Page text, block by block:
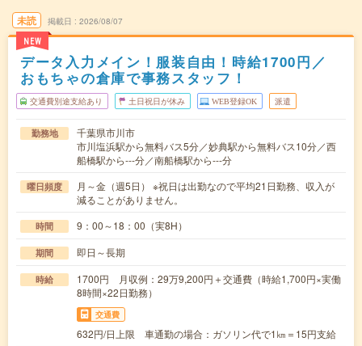
未読
NEW
掲載日 2026/08/07
データ入力メイン！服装自由！時給1700円／
おもちゃの倉庫で事務スタッフ！
交通費別途支給あり 土日祝日が休み WEB登録OK 派遣
勤務地
千葉県市川市
市川塩浜駅から無料バス5分／妙典駅から無料バス10分／西
船橋駅から---分／南船橋駅から---分
曜日頻度
月～金（週5日） ※祝日は出勤なので平均21日勤務、収入が
減ることがありません。
時間 9：00～18：00（実8H）
期間 即日～長期
時給
1700円 月収例：29万9,200円＋交通費（時給1,700円×実働
8時間×22日勤務）
交通費
632円/日上限 車通勤の場合：ガソリン代で1㎞＝15円支給